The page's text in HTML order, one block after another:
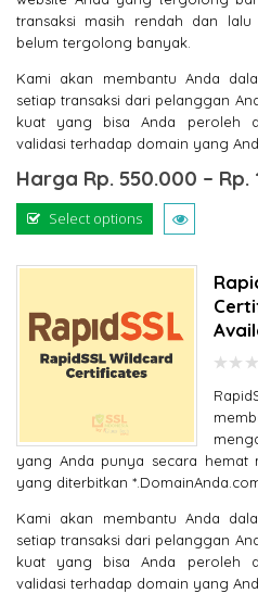
transaksi masih rendah dan
belum tergolong banyak.
Kami akan membantu Anda
setiap transaksi dari pelanggan
kuat yang bisa Anda peroleh
validasi terhadap domain yang
Harga Rp. 550.000 – Rp.
Select options
out
5
yang Anda punya secara hemat
yang diterbitkan
Kami akan membantu Anda
setiap transaksi dari pelanggan
kuat yang bisa Anda peroleh
validasi terhadap domain yang